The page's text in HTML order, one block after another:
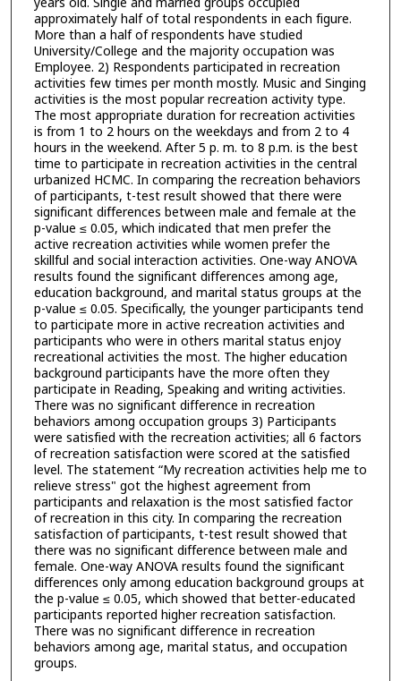
approximately half of total respondents in each figure.
More than a half of respondents have studied
University/College and the majority occupation was
Employee. 2) Respondents participated in recreation
activities few times per month mostly. Music and Singing
activities is the most popular recreation activity type.
The most appropriate duration for recreation activities
is from 1 to 2 hours on the weekdays and from 2 to 4
hours in the weekend. After 5 p. m. to 8 p.m. is the best
time to participate in recreation activities in the central
urbanized HCMC. In comparing the recreation behaviors
of participants, t-test result showed that there were
significant differences between male and female at the
p-value ≤ 0.05, which indicated that men prefer the
active recreation activities while women prefer the
skillful and social interaction activities. One-way ANOVA
results found the significant differences among age,
education background, and marital status groups at the
p-value ≤ 0.05. Specifically, the younger participants tend
to participate more in active recreation activities and
participants who were in others marital status enjoy
recreational activities the most. The higher education
background participants have the more often they
participate in Reading, Speaking and writing activities.
There was no significant difference in recreation
behaviors among occupation groups 3) Participants
were satisfied with the recreation activities; all 6 factors
of recreation satisfaction were scored at the satisfied
level. The statement “My recreation activities help me to
relieve stress" got the highest agreement from
participants and relaxation is the most satisfied factor
of recreation in this city. In comparing the recreation
satisfaction of participants, t-test result showed that
there was no significant difference between male and
female. One-way ANOVA results found the significant
differences only among education background groups at
the p-value ≤ 0.05, which showed that better-educated
participants reported higher recreation satisfaction.
There was no significant difference in recreation
behaviors among age, marital status, and occupation
groups.